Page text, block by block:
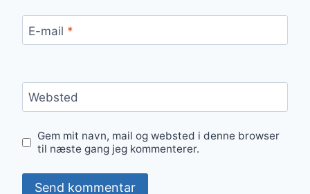
E-mail *
Websted
Gem mit navn, mail og websted i denne browser
til næste gang jeg kommenterer.